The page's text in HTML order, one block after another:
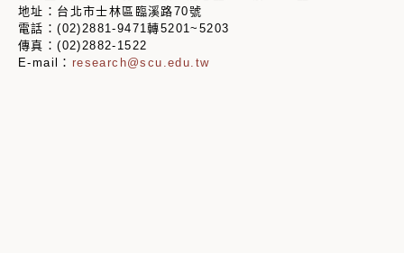
地址：台北市士林區臨溪路70號
電話：(02)2881-9471轉5201~5203
傳真：(02)2882-1522
E-mail： research@scu.edu.tw